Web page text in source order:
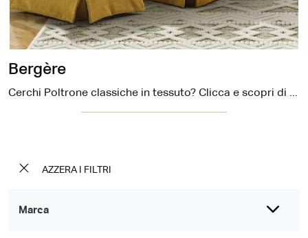
AZZERA I FILTRI
Marca
Bergère
Cerchi Poltrone classiche in tessuto? Clicca e scopri di più sul modello Bergère di Family Bedding.